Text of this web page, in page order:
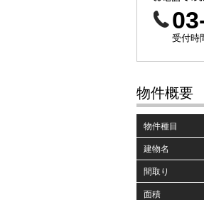
受付時
物件概要
物件種目
建物名
間取り
面積